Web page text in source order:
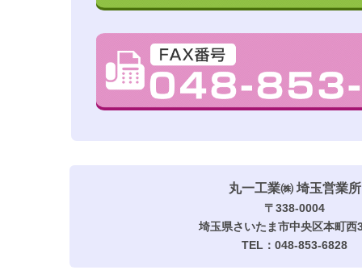
丸一工業㈱ 埼玉営業所
〒338-0004
埼玉県さいたま市中央区本町西
TEL：048-853-6828